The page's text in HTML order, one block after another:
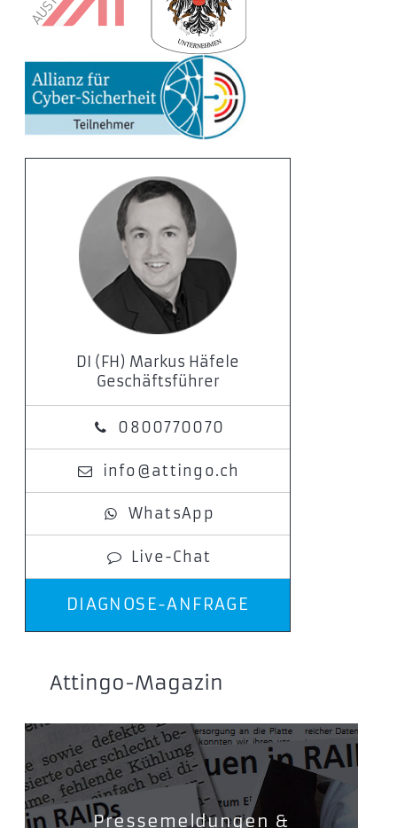
DI (FH) Markus Häfele
Geschäftsführer
0800770070
info@attingo.ch
WhatsApp
Live-Chat
DIAGNOSE-ANFRAGE
Attingo-Magazin
Pressemeldungen &